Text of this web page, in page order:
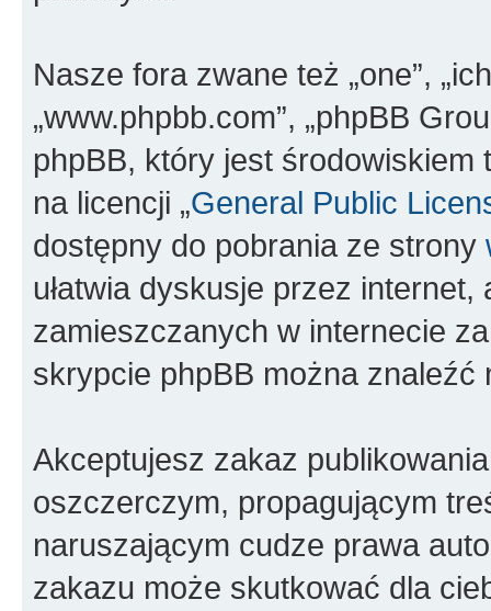
Nasze fora zwane też „one”,
„www.phpbb.com”, „phpBB
phpBB, który jest
na licencji „General Public
dostępny do pobrania ze strony
ułatwia dyskusje przez
zamieszczanych w internecie
skrypcie phpBB można
Akceptujesz zakaz
oszczerczym, propagującym
naruszającym cudze prawa
zakazu może skutkować dla